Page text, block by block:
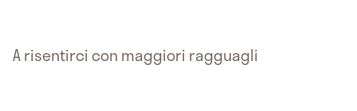
A risentirci con maggiori ragguagli